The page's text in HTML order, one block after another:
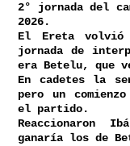
2° jornada del
2026.
El Ereta volvió
jornada de
era Betelu, que
En cadetes la
pero un
el partido.
Reaccionaron
ganaría los de